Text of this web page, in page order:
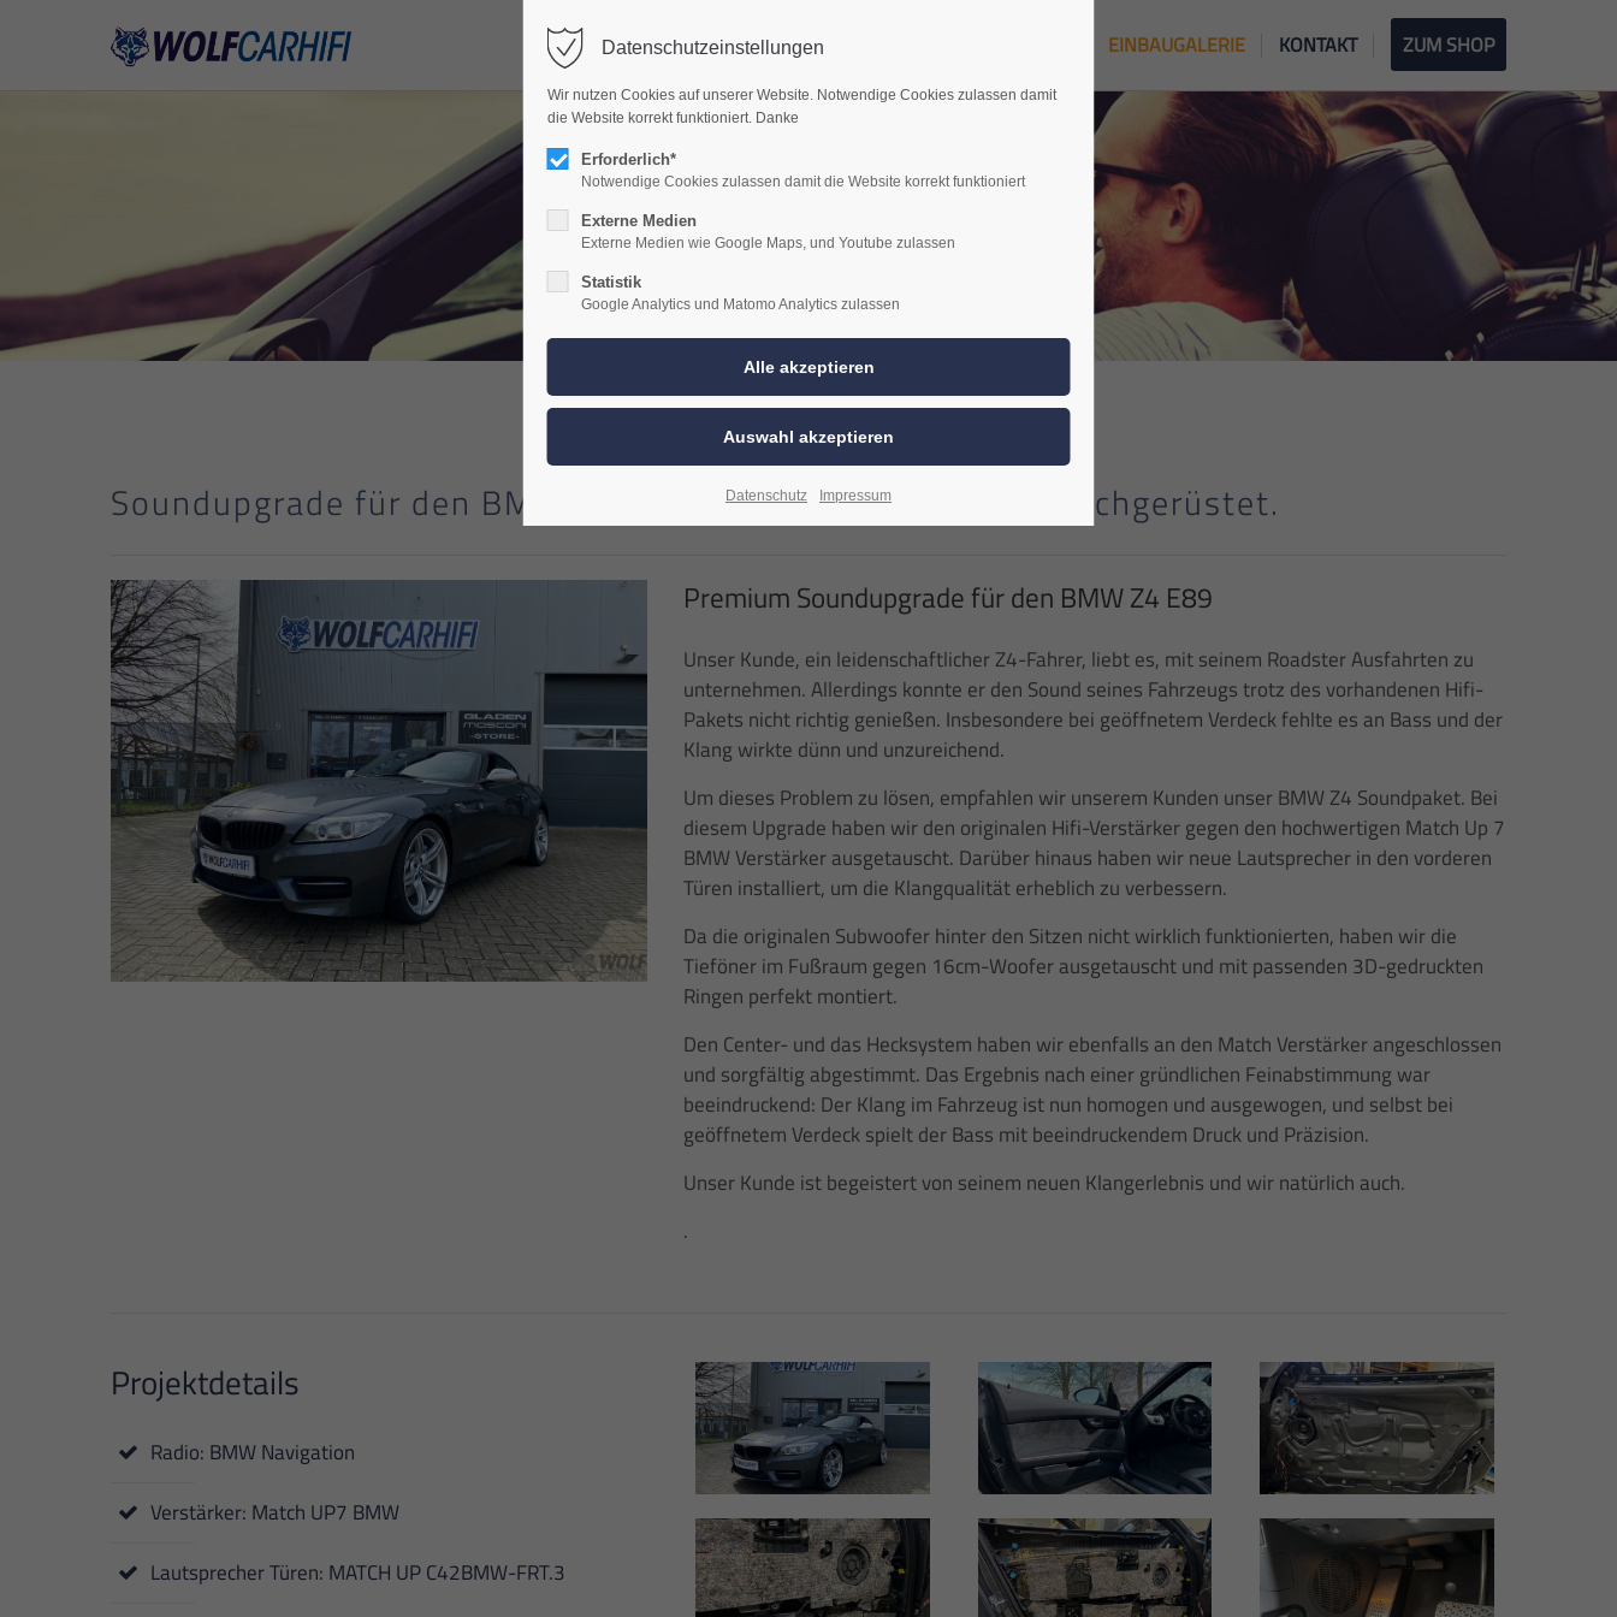
WOLF CAR HIFI ÜBER UNS EINBAUGALERIE KONTAKT ZUM SHOP
Soundupgrade für den BMW Z4 E89 mit Hifi S676 einfach nachgerüstet.
Premium Soundupgrade für den BMW Z4 E89
Unser Kunde, ein leidenschaftlicher Z4-Fahrer, liebt es, mit seinem Roadster Ausfahrten zu
unternehmen. Allerdings konnte er den Sound seines Fahrzeugs trotz des vorhandenen Hifi-
Pakets nicht richtig genießen. Insbesondere bei geöffnetem Verdeck fehlte es an Bass und der
Klang wirkte dünn und unzureichend.
Um dieses Problem zu lösen, empfahlen wir unserem Kunden unser BMW Z4 Soundpaket. Bei
diesem Upgrade haben wir den originalen Hifi-Verstärker gegen den hochwertigen Match Up 7
BMW Verstärker ausgetauscht. Darüber hinaus haben wir neue Lautsprecher in den vorderen
Türen installiert, um die Klangqualität erheblich zu verbessern.
Da die originalen Subwoofer hinter den Sitzen nicht wirklich funktionierten, haben wir die
Tieföner im Fußraum gegen 16cm-Woofer ausgetauscht und mit passenden 3D-gedruckten
Ringen perfekt montiert.
Den Center- und das Hecksystem haben wir ebenfalls an den Match Verstärker angeschlossen
und sorgfältig abgestimmt. Das Ergebnis nach einer gründlichen Feinabstimmung war
beeindruckend: Der Klang im Fahrzeug ist nun homogen und ausgewogen, und selbst bei
geöffnetem Verdeck spielt der Bass mit beeindruckendem Druck und Präzision.
Unser Kunde ist begeistert von seinem neuen Klangerlebnis und wir natürlich auch.
.
Projektdetails
Radio: BMW Navigation
Verstärker: Match UP7 BMW
Lautsprecher Türen: MATCH UP C42BMW-FRT.3
Datenschutzeinstellungen
Wir nutzen Cookies auf unserer Website. Notwendige Cookies zulassen damit
die Website korrekt funktioniert. Danke
Erforderlich*
Notwendige Cookies zulassen damit die Website korrekt funktioniert
Externe Medien
Externe Medien wie Google Maps, und Youtube zulassen
Statistik
Google Analytics und Matomo Analytics zulassen
Datenschutz Impressum